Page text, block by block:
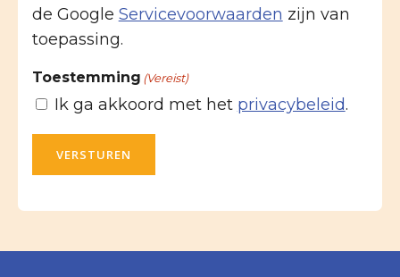
de Google Servicevoorwaarden zijn van
toepassing.
Toestemming (Vereist)
Ik ga akkoord met het privacybeleid.
VERSTUREN